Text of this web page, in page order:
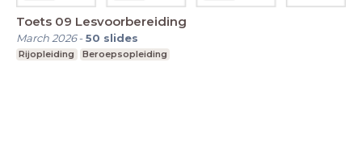
Toets 09 Lesvoorbereiding
March 2026-50 slides
Rijopleiding Beroepsopleiding